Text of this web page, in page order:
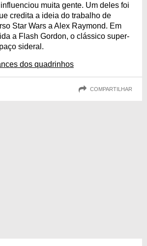
muita gente. Um deles foi
credita a ideia do trabalho de
Star Wars a Alex Raymond. Em
a Flash Gordon, o clássico super-
sideral.
dos quadrinhos
COMPARTILHAR